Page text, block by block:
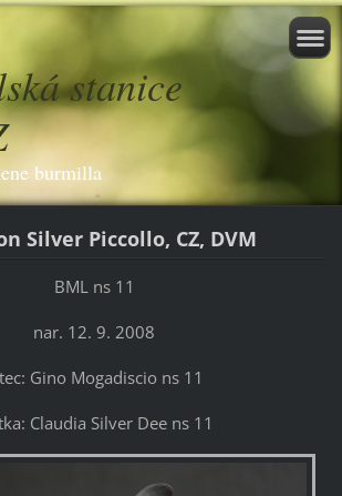
stanice
burmilla
Silver Piccollo, CZ, DVM
BML ns 11
nar. 12. 9. 2008
Gino Mogadiscio ns 11
Claudia Silver Dee ns 11